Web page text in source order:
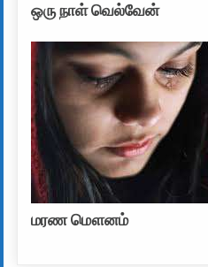
ஒரு நாள் வெல்வேன்
மரண மௌனம்